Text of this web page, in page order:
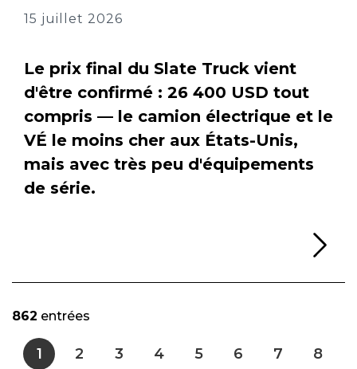
15 juillet 2026
Le prix final du Slate Truck vient
d'être confirmé : 26 400 USD tout
compris — le camion électrique et le
VÉ le moins cher aux États-Unis,
mais avec très peu d'équipements
de série.
862 entrées
1 2 3 4 5 6 7 8